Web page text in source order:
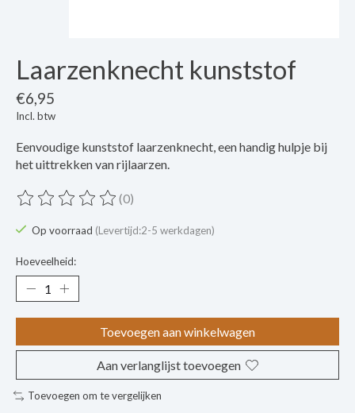
Laarzenknecht kunststof
€6,95
Incl. btw
Eenvoudige kunststof laarzenknecht, een handig hulpje bij
het uittrekken van rijlaarzen.
De beoordeling van dit product is
(0)
Op voorraad (Levertijd:2-5 werkdagen)
Hoeveelheid:
Toevoegen aan winkelwagen
Aan verlanglijst toevoegen
Toevoegen om te vergelijken